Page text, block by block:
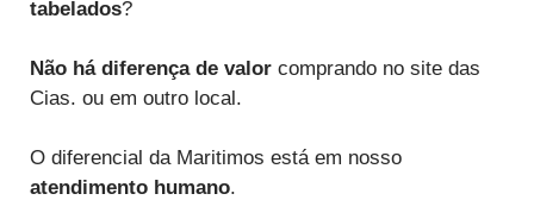
tabelados?
Não há diferença de valor comprando no site das
Cias. ou em outro local.
O diferencial da Maritimos está em nosso
atendimento humano.